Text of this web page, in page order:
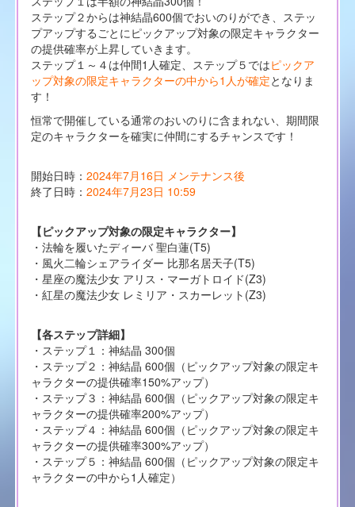
ステップ２からは神結晶600個でおいのりができ、ステッ
プアップするごとにピックアップ対象の限定キャラクター
の提供確率が上昇していきます。
ステップ１～４は仲間1人確定、ステップ５ではピックア
ップ対象の限定キャラクターの中から1人が確定となりま
す！
恒常で開催している通常のおいのりに含まれない、期間限
定のキャラクターを確実に仲間にするチャンスです！
開始日時： 2024年7月16日 メンテナンス後
終了日時： 2024年7月23日 10:59
【ピックアップ対象の限定キャラクター】
・法輪を履いたディーバ 聖白蓮(T5)
・風火二輪シェアライダー 比那名居天子(T5)
・星座の魔法少女 アリス・マーガトロイド(Z3)
・紅星の魔法少女 レミリア・スカーレット(Z3)
【各ステップ詳細】
・ステップ１：神結晶 300個
・ステップ２：神結晶 600個（ピックアップ対象の限定キ
ャラクターの提供確率150%アップ）
・ステップ３：神結晶 600個（ピックアップ対象の限定キ
ャラクターの提供確率200%アップ）
・ステップ４：神結晶 600個（ピックアップ対象の限定キ
ャラクターの提供確率300%アップ）
・ステップ５：神結晶 600個（ピックアップ対象の限定キ
ャラクターの中から1人確定）